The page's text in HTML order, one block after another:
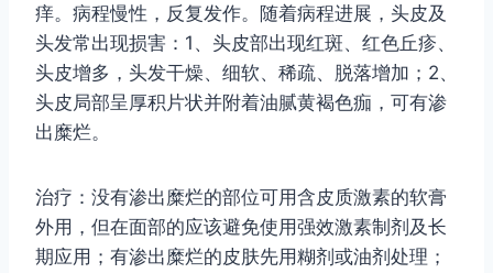
痒。病程慢性，反复发作。随着病程进展，头皮及
头发常出现损害：1、头皮部出现红斑、红色丘疹、
头皮增多，头发干燥、细软、稀疏、脱落增加；2、
头皮局部呈厚积片状并附着油腻黄褐色痂，可有渗
出糜烂。
治疗：没有渗出糜烂的部位可用含皮质激素的软膏
外用，但在面部的应该避免使用强效激素制剂及长
期应用；有渗出糜烂的皮肤先用糊剂或油剂处理；